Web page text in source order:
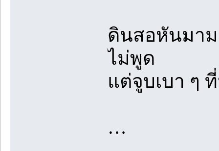
ดินสอหันมา
ไม่พูด
แต่จูบเบา ๆ
…